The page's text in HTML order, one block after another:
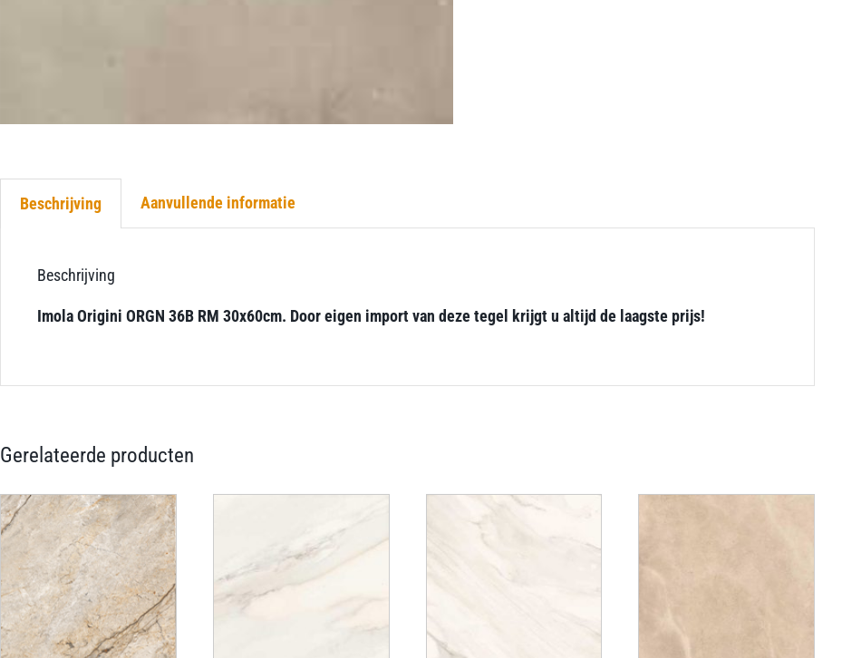
Beschrijving Aanvullende informatie
Beschrijving
Imola Origini ORGN 36B RM 30x60cm. Door eigen import van deze tegel krijgt u altijd de laagste prijs!
Gerelateerde producten